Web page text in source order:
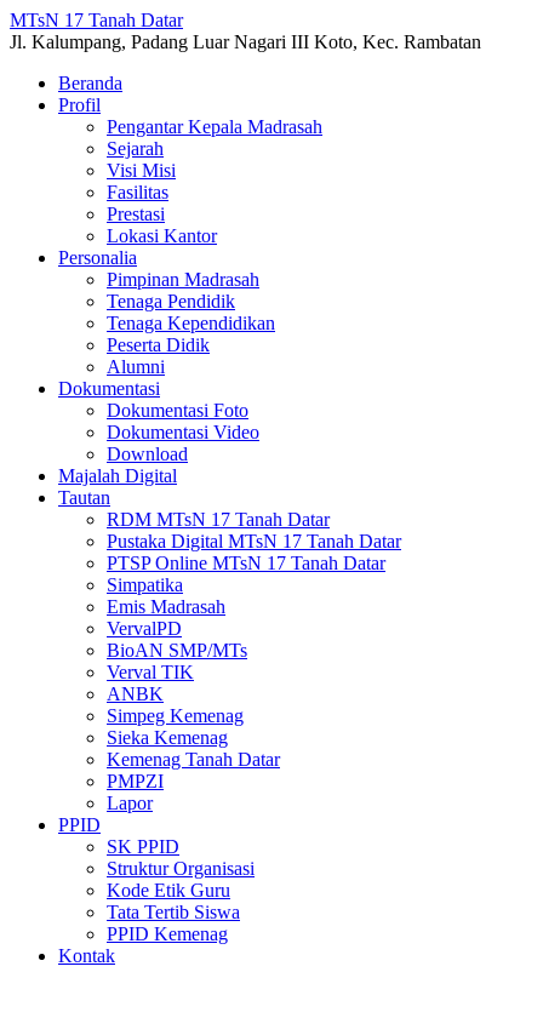
MTsN 17 Tanah Datar
Jl. Kalumpang, Padang Luar Nagari III Koto, Kec. Rambatan
Beranda
Profil
Pengantar Kepala Madrasah
Sejarah
Visi Misi
Fasilitas
Prestasi
Lokasi Kantor
Personalia
Pimpinan Madrasah
Tenaga Pendidik
Tenaga Kependidikan
Peserta Didik
Alumni
Dokumentasi
Dokumentasi Foto
Dokumentasi Video
Download
Majalah Digital
Tautan
RDM MTsN 17 Tanah Datar
Pustaka Digital MTsN 17 Tanah Datar
PTSP Online MTsN 17 Tanah Datar
Simpatika
Emis Madrasah
VervalPD
BioAN SMP/MTs
Verval TIK
ANBK
Simpeg Kemenag
Sieka Kemenag
Kemenag Tanah Datar
PMPZI
Lapor
PPID
SK PPID
Struktur Organisasi
Kode Etik Guru
Tata Tertib Siswa
PPID Kemenag
Kontak